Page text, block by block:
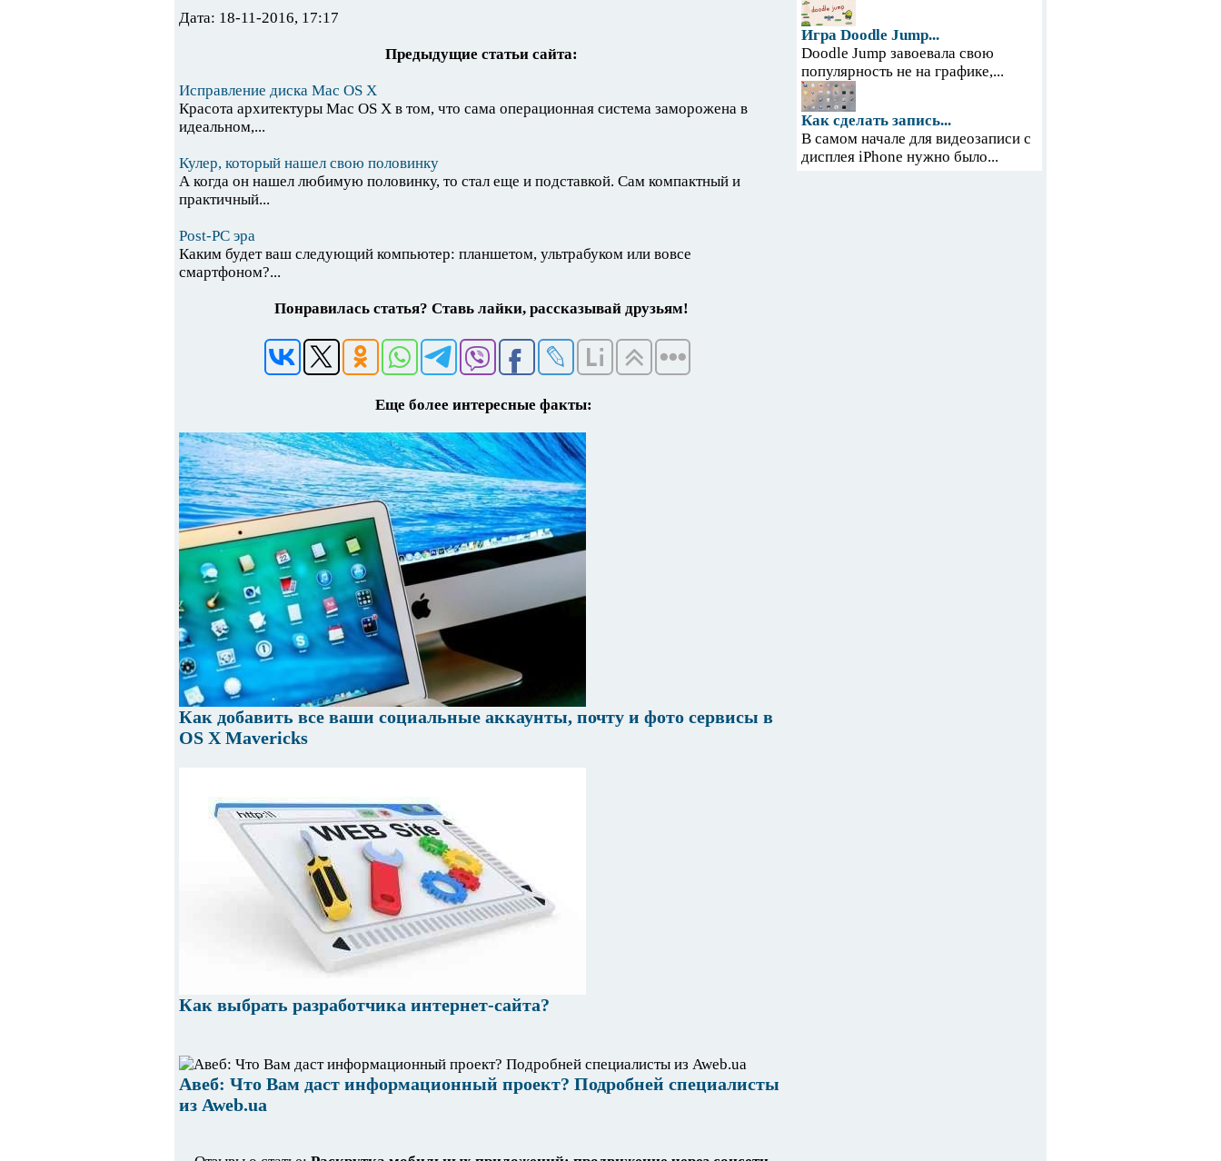
Дата: 18-11-2016, 17:17
Предыдущие статьи сайта:
Исправление диска Mac OS X
Красота архитектуры Mac OS X в том, что сама операционная система заморожена в
идеальном,...
Кулер, который нашел свою половинку
А когда он нашел любимую половинку, то стал еще и подставкой. Сам компактный и
практичный...
Post-PC эра
Каким будет ваш следующий компьютер: планшетом, ультрабуком или вовсе
смартфоном?...
Понравилась статья? Ставь лайки, рассказывай друзьям!
Еще более интересные факты:
Как добавить все ваши социальные аккаунты, почту и фото сервисы в
OS X Mavericks
Как выбрать разработчика интернет-сайта?
Авеб: Что Вам даст информационный проект? Подробней специалисты
из Aweb.ua
Игра Doodle Jump...
Doodle Jump завоевала свою
популярность не на графике,...
Как сделать запись...
В самом начале для видеозаписи с
дисплея iPhone нужно было...